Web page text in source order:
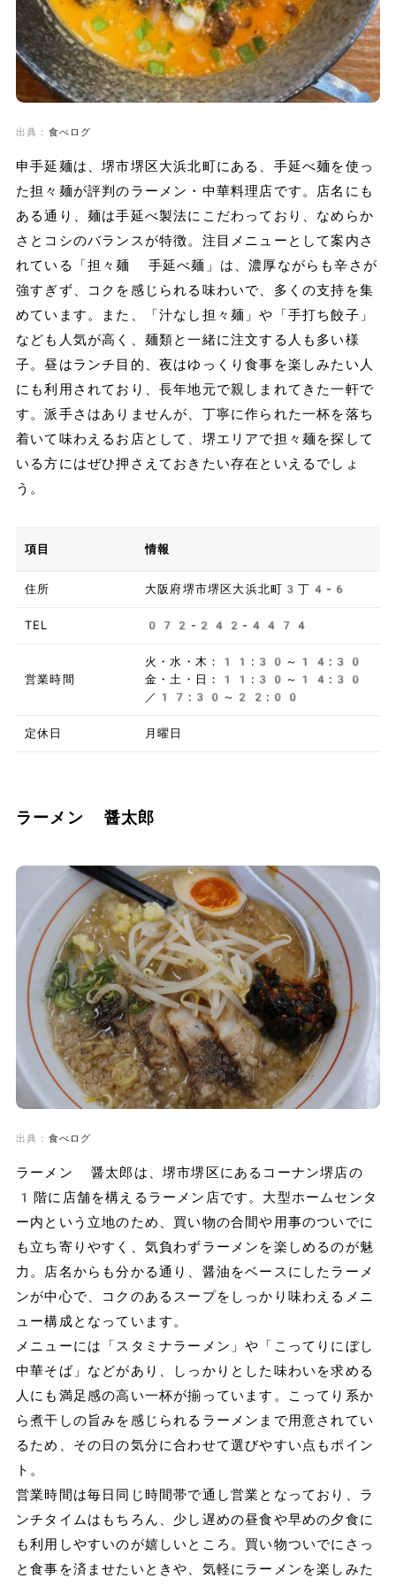
出典： 食べログ
申手延麺は、堺市堺区大浜北町にある、手延べ麺を使っ
た担々麺が評判のラーメン・中華料理店です。店名にも
ある通り、麺は手延べ製法にこだわっており、なめらか
さとコシのバランスが特徴。注目メニューとして案内さ
れている「担々麺 手延べ麺」は、濃厚ながらも辛さが
強すぎず、コクを感じられる味わいで、多くの支持を集
めています。また、「汁なし担々麺」や「手打ち餃子」
なども人気が高く、麺類と一緒に注文する人も多い様
子。昼はランチ目的、夜はゆっくり食事を楽しみたい人
にも利用されており、長年地元で親しまれてきた一軒で
す。派手さはありませんが、丁寧に作られた一杯を落ち
着いて味わえるお店として、堺エリアで担々麺を探して
いる方にはぜひ押さえておきたい存在といえるでしょ
う。
項目 情報
住所 大阪府堺市堺区大浜北町3丁4-6
TEL 072-242-4474
営業時間
火・水・木：11:30～14:30
金・土・日：11:30～14:30
／17:30～22:00
定休日 月曜日
ラーメン 醤太郎
出典： 食べログ
ラーメン 醤太郎は、堺市堺区にあるコーナン堺店の
1階に店舗を構えるラーメン店です。大型ホームセンタ
ー内という立地のため、買い物の合間や用事のついでに
も立ち寄りやすく、気負わずラーメンを楽しめるのが魅
力。店名からも分かる通り、醤油をベースにしたラーメ
ンが中心で、コクのあるスープをしっかり味わえるメニ
ュー構成となっています。
メニューには「スタミナラーメン」や「こってりにぼし
中華そば」などがあり、しっかりとした味わいを求める
人にも満足感の高い一杯が揃っています。こってり系か
ら煮干しの旨みを感じられるラーメンまで用意されてい
るため、その日の気分に合わせて選びやすい点もポイン
ト。
営業時間は毎日同じ時間帯で通し営業となっており、ラ
ンチタイムはもちろん、少し遅めの昼食や早めの夕食に
も利用しやすいのが嬉しいところ。買い物ついでにさっ
と食事を済ませたいときや、気軽にラーメンを楽しみた